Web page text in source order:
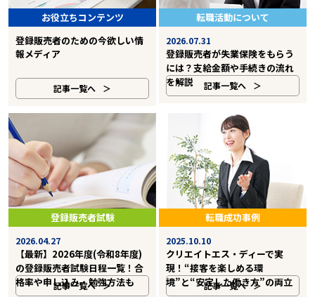
お役立ちコンテンツ
登録販売者のための今欲しい情
報メディア
記事一覧へ
転職活動について
2026.07.31
登録販売者が失業保険をもらう
には？支給金額や手続きの流れ
を解説
記事一覧へ
登録販売者試験
2026.04.27
【最新】2026年度(令和8年度)
の登録販売者試験日程一覧！合
格率や申し込み・勉強方法も
記事一覧へ
転職成功事例
2025.10.10
クリエイトエス・ディーで実
現！“接客を楽しめる環
境”と“安定した働き方”の両立
記事一覧へ